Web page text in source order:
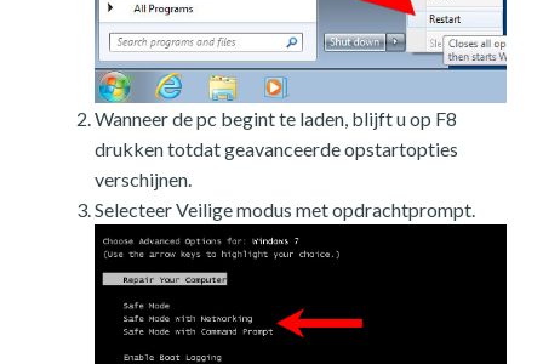
Wanneer de pc begint te laden, blijft u op F8
drukken totdat geavanceerde opstartopties
verschijnen.
Selecteer Veilige modus met opdrachtprompt.